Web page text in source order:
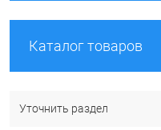
Каталог товаров
Уточнить раздел